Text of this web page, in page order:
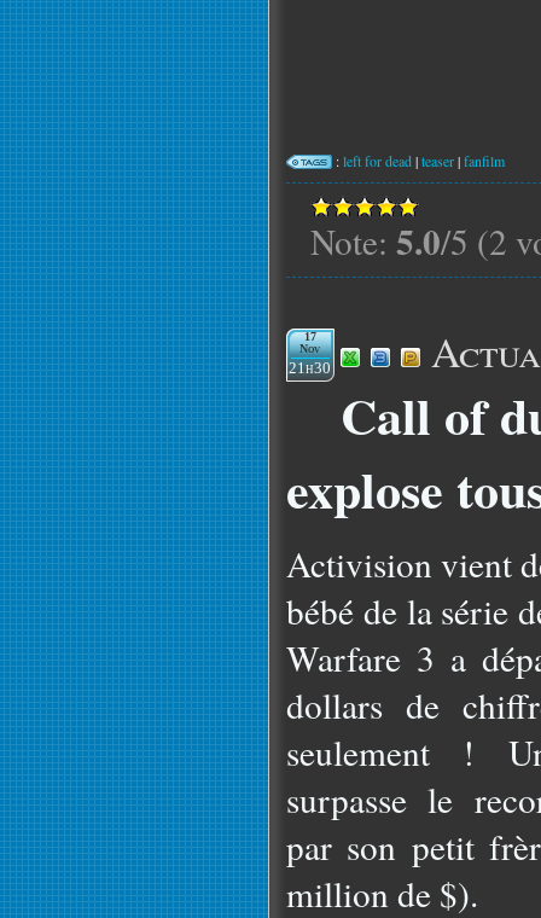
:left for dead|teaser|fanfilm
Note: 5.0/5 (2
17
Nov
21h30
Call of
explose
Activision vient
bébé de la série
Warfare 3 a
dollars de
seulement !
surpasse le
par son petit
million de $).